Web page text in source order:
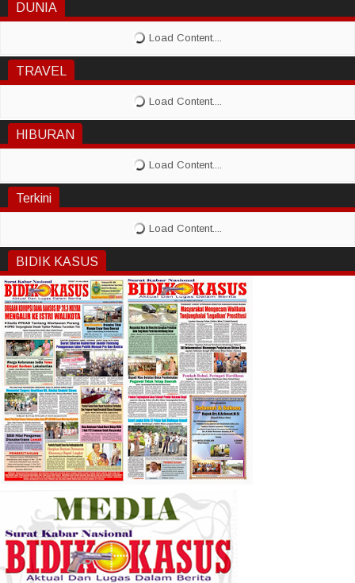
DUNIA
TRAVEL
HIBURAN
Terkini
BIDIK KASUS